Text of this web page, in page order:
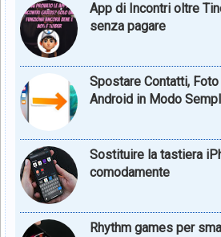
App di Incontri oltre
senza pagare
Spostare Contatti,
Android in Modo
Sostituire la tastiera
comodamente
Rhythm games per